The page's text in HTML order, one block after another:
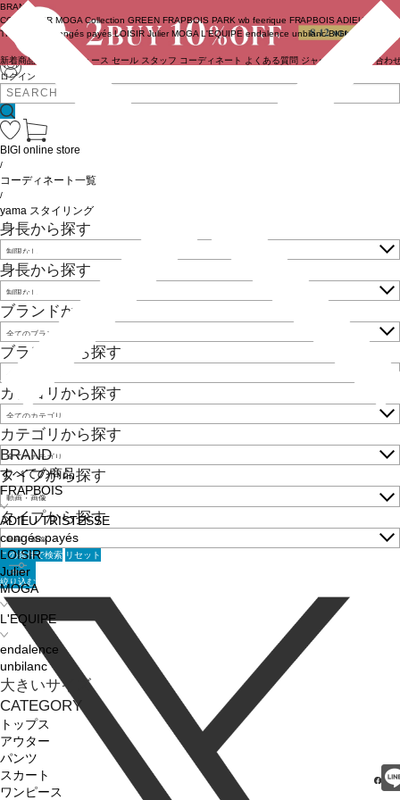
ログイン
BRAND
COUTURIER MOGA Collection GREEN FRAPBOIS PARK wb feerique FRAPBOIS ADIEU
TRISTESSE
congés payés LOISIR Julier MOGA L'EQUIPE endalence unbilanc BIGI online store
新着商品 ニュース セール スタッフ コーディネート よくある質問 ジャーナル お問い合わ
BRAND
すべての商品
FRAPBOIS
ADIEU TRISTESSE
congés payés
LOISIR
Julier
MOGA
L'EQUIPE
endalence
unbilanc
大きいサイズ
CATEGORY
トップス
アウター
パンツ
スカート
ワンピース
BIGI online store
/
コーディネート一覧
/
yama スタイリング
身長から探す
身長から探す
ブランドから探す
ブランドから探す
カテゴリから探す
カテゴリから探す
タイプから探す
タイプから探す
この条件で検索 リセット
絞り込む